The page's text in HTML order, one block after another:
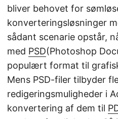
bliver behovet for
konverteringsløsninger
sådant scenarie opstår,
med PSD(Photoshop
populært format til
Mens PSD-filer tilbyder
redigeringsmuligheder i
konvertering af dem til